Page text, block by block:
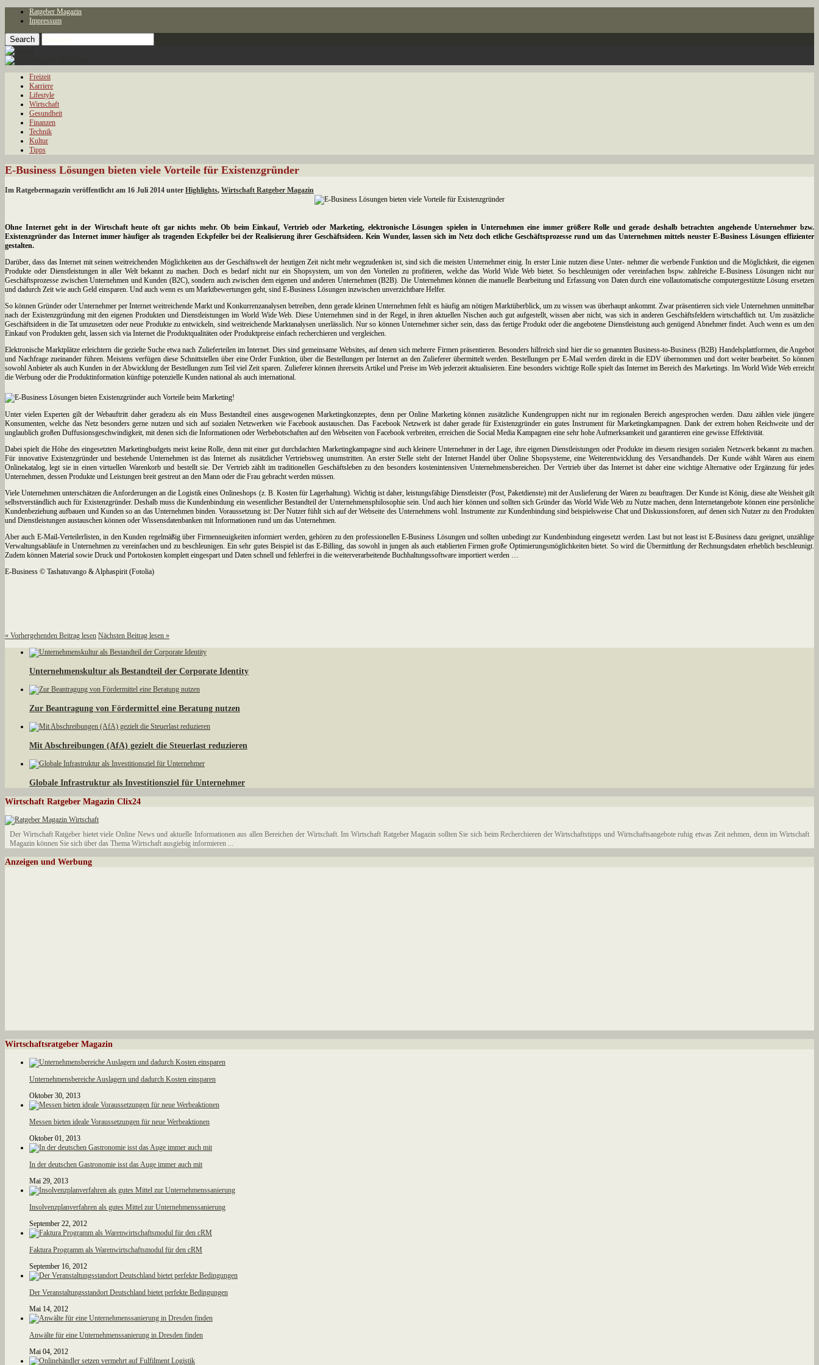
Ratgeber Magazin
Impressum
Freizeit
Karriere
Lifestyle
Wirtschaft
Gesundheit
Finanzen
Technik
Kultur
Tipps
E-Business Lösungen bieten viele Vorteile für Existenzgründer
Im Ratgebermagazin veröffentlicht am 16 Juli 2014 unter Highlights, Wirtschaft Ratgeber Magazin
Ohne Internet geht in der Wirtschaft heute oft gar nichts mehr. Ob beim Einkauf, Vertrieb oder Marketing, elektronische Lösungen spielen in Unternehmen eine immer größere Rolle und gerade deshalb betrachten angehende Unternehmer bzw.
Existenzgründer das Internet immer häufiger als tragenden Eckpfeiler bei der Realisierung ihrer Geschäftsideen. Kein Wunder, lassen sich im Netz doch etliche Geschäftsprozesse rund um das Unternehmen mittels neuster E-Business Lösungen effizienter
gestalten.
Darüber, dass das Internet mit seinen weitreichenden Möglichkeiten aus der Geschäftswelt der heutigen Zeit nicht mehr wegzudenken ist, sind sich die meisten Unternehmer einig. In erster Linie nutzen diese Unter- nehmer die werbende Funktion und die Möglichkeit, die eigenen
Produkte oder Dienstleistungen in aller Welt bekannt zu machen. Doch es bedarf nicht nur ein Shopsystem, um von den Vorteilen zu profitieren, welche das World Wide Web bietet. So beschleunigen oder vereinfachen bspw. zahlreiche E-Business Lösungen nicht nur
Geschäftsprozesse zwischen Unternehmen und Kunden (B2C), sondern auch zwischen dem eigenen und anderen Unternehmen (B2B). Die Unternehmen können die manuelle Bearbeitung und Erfassung von Daten durch eine vollautomatische computergestützte Lösung ersetzen
und dadurch Zeit wie auch Geld einsparen. Und auch wenn es um Marktbewertungen geht, sind E-Business Lösungen inzwischen unverzichtbare Helfer.
So können Gründer oder Unternehmer per Internet weitreichende Markt und Konkurrenzanalysen betreiben, denn gerade kleinen Unternehmen fehlt es häufig am nötigen Marktüberblick, um zu wissen was überhaupt ankommt. Zwar präsentieren sich viele Unternehmen unmittelbar
nach der Existenzgründung mit den eigenen Produkten und Dienstleistungen im World Wide Web. Diese Unternehmen sind in der Regel, in ihren aktuellen Nischen auch gut aufgestellt, wissen aber nicht, was sich in anderen Geschäftsfeldern wirtschaftlich tut. Um zusätzliche
Geschäftsideen in die Tat umzusetzen oder neue Produkte zu entwickeln, sind weitreichende Marktanalysen unerlässlich. Nur so können Unternehmer sicher sein, dass das fertige Produkt oder die angebotene Dienstleistung auch genügend Abnehmer findet. Auch wenn es um den
Einkauf von Produkten geht, lassen sich via Internet die Produktqualitäten oder Produktpreise einfach recherchieren und vergleichen.
Elektronische Marktplätze erleichtern die gezielte Suche etwa nach Zulieferteilen im Internet. Dies sind gemeinsame Websites, auf denen sich mehrere Firmen präsentieren. Besonders hilfreich sind hier die so genannten Business-to-Business (B2B) Handelsplattformen, die Angebot
und Nachfrage zueinander führen. Meistens verfügen diese Schnittstellen über eine Order Funktion, über die Bestellungen per Internet an den Zulieferer übermittelt werden. Bestellungen per E-Mail werden direkt in die EDV übernommen und dort weiter bearbeitet. So können
sowohl Anbieter als auch Kunden in der Abwicklung der Bestellungen zum Teil viel Zeit sparen. Zulieferer können ihrerseits Artikel und Preise im Web jederzeit aktualisieren. Eine besonders wichtige Rolle spielt das Internet im Bereich des Marketings. Im World Wide Web erreicht
die Werbung oder die Produktinformation künftige potenzielle Kunden national als auch international.
Unter vielen Experten gilt der Webauftritt daher geradezu als ein Muss Bestandteil eines ausgewogenen Marketingkonzeptes, denn per Online Marketing können zusätzliche Kundengruppen nicht nur im regionalen Bereich angesprochen werden. Dazu zählen viele jüngere
Konsumenten, welche das Netz besonders gerne nutzen und sich auf sozialen Netzwerken wie Facebook austauschen. Das Facebook Netzwerk ist daher gerade für Existenzgründer ein gutes Instrument für Marketingkampagnen. Dank der extrem hohen Reichweite und der
unglaublich großen Duffusionsgeschwindigkeit, mit denen sich die Informationen oder Werbebotschaften auf den Webseiten von Facebook verbreiten, erreichen die Social Media Kampagnen eine sehr hohe Aufmerksamkeit und garantieren eine gewisse Effektivität.
Dabei spielt die Höhe des eingesetzten Marketingbudgets meist keine Rolle, denn mit einer gut durchdachten Marketingkampagne sind auch kleinere Unternehmer in der Lage, ihre eigenen Dienstleistungen oder Produkte im diesem riesigen sozialen Netzwerk bekannt zu machen.
Für innovative Existenzgründer und bestehende Unternehmen ist das Internet als zusätzlicher Vertriebsweg unumstritten. An erster Stelle steht der Internet Handel über Online Shopsysteme, eine Weiterentwicklung des Versandhandels. Der Kunde wählt Waren aus einem
Onlinekatalog, legt sie in einen virtuellen Warenkorb und bestellt sie. Der Vertrieb zählt im traditionellen Geschäftsleben zu den besonders kostenintensiven Unternehmensbereichen. Der Vertrieb über das Internet ist daher eine wichtige Alternative oder Ergänzung für jedes
Unternehmen, dessen Produkte und Leistungen breit gestreut an den Mann oder die Frau gebracht werden müssen.
Viele Unternehmen unterschätzen die Anforderungen an die Logistik eines Onlineshops (z. B. Kosten für Lagerhaltung). Wichtig ist daher, leistungsfähige Dienstleister (Post, Paketdienste) mit der Auslieferung der Waren zu beauftragen. Der Kunde ist König, diese alte Weisheit gilt
selbstverständlich auch für Existenzgründer. Deshalb muss die Kundenbindung ein wesentlicher Bestandteil der Unternehmensphilosophie sein. Und auch hier können und sollten sich Gründer das World Wide Web zu Nutze machen, denn Internetangebote können eine persönliche
Kundenbeziehung aufbauen und Kunden so an das Unternehmen binden. Voraussetzung ist: Der Nutzer fühlt sich auf der Webseite des Unternehmens wohl. Instrumente zur Kundenbindung sind beispielsweise Chat und Diskussionsforen, auf denen sich Nutzer zu den Produkten
und Dienstleistungen austauschen können oder Wissensdatenbanken mit Informationen rund um das Unternehmen.
Aber auch E-Mail-Verteilerlisten, in den Kunden regelmäßig über Firmenneuigkeiten informiert werden, gehören zu den professionellen E-Business Lösungen und sollten unbedingt zur Kundenbindung eingesetzt werden. Last but not least ist E-Business dazu geeignet, unzählige
Verwaltungsabläufe in Unternehmen zu vereinfachen und zu beschleunigen. Ein sehr gutes Beispiel ist das E-Billing, das sowohl in jungen als auch etablierten Firmen große Optimierungsmöglichkeiten bietet. So wird die Übermittlung der Rechnungsdaten erheblich beschleunigt.
Zudem können Material sowie Druck und Portokosten komplett eingespart und Daten schnell und fehlerfrei in die weiterverarbeitende Buchhaltungssoftware importiert werden …
E-Business © Tashatuvango & Alphaspirit (Fotolia)
« Vorhergehenden Beitrag lesen Nächsten Beitrag lesen »
Unternehmenskultur als Bestandteil der Corporate Identity
Zur Beantragung von Fördermittel eine Beratung nutzen
Mit Abschreibungen (AfA) gezielt die Steuerlast reduzieren
Globale Infrastruktur als Investitionsziel für Unternehmer
Wirtschaft Ratgeber Magazin Clix24
Der Wirtschaft Ratgeber bietet viele Online News und aktuelle Informationen aus allen Bereichen der Wirtschaft. Im Wirtschaft Ratgeber Magazin sollten Sie sich beim Recherchieren der Wirtschaftstipps und Wirtschaftsangebote ruhig etwas Zeit nehmen, denn im Wirtschaft
Magazin können Sie sich über das Thema Wirtschaft ausgiebig informieren ...
Anzeigen und Werbung
Wirtschaftsratgeber Magazin
Unternehmensbereiche Auslagern und dadurch Kosten einsparen
Oktober 30, 2013
Messen bieten ideale Voraussetzungen für neue Werbeaktionen
Oktober 01, 2013
In der deutschen Gastronomie isst das Auge immer auch mit
Mai 29, 2013
Insolvenzplanverfahren als gutes Mittel zur Unternehmenssanierung
September 22, 2012
Faktura Programm als Warenwirtschaftsmodul für den cRM
September 16, 2012
Der Veranstaltungsstandort Deutschland bietet perfekte Bedingungen
Mai 14, 2012
Anwälte für eine Unternehmenssanierung in Dresden finden
Mai 04, 2012